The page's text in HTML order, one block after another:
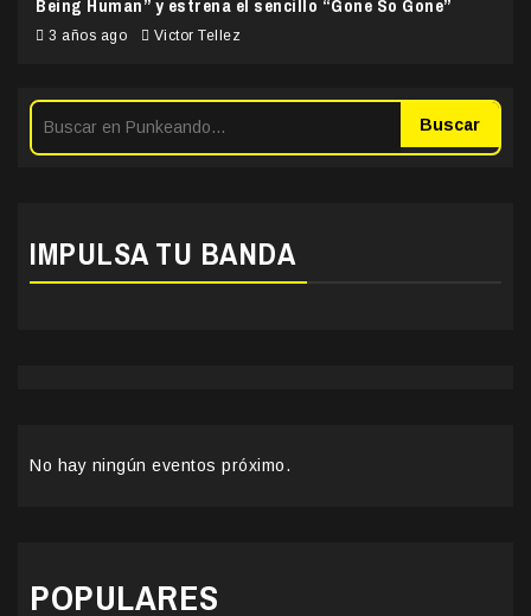
Being Human” y estrena el sencillo “Gone So Gone”
3 años ago Victor Tellez
Buscar
IMPULSA TU BANDA
No hay ningún eventos próximo.
POPULARES